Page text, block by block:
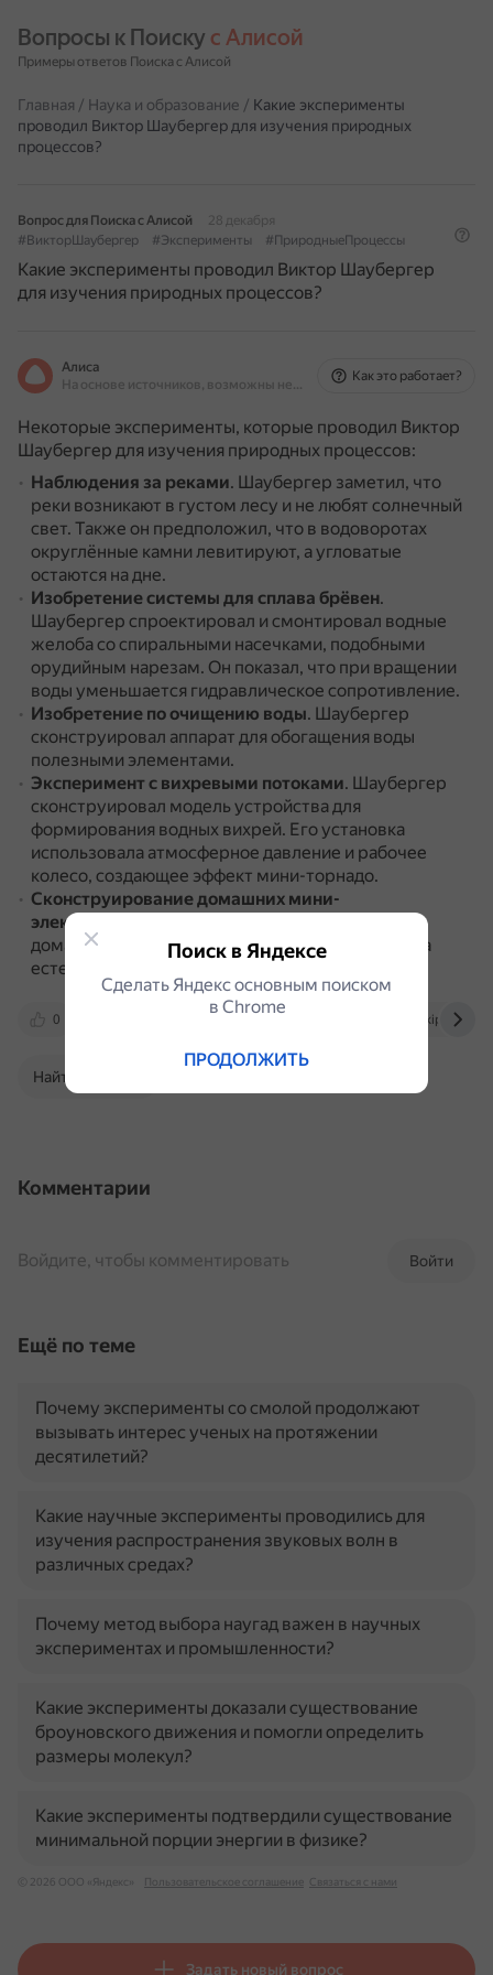
Вопросы к Поиску с Алисой
Примеры ответов Поиска с Алисой
Главная / Наука и образование / Какие эксперименты
проводил Виктор Шаубергер для изучения природных
процессов?
Вопрос для Поиска с Алисой
28 декабря
#ВикторШаубергер
#Эксперименты #ПриродныеПроцессы
Какие эксперименты проводил Виктор Шаубергер
для изучения природных процессов?
Алиса
На основе источников, возможны неточности
Как это работает?
Некоторые эксперименты, которые проводил Виктор
Шаубергер для изучения природных процессов:
Наблюдения за реками. Шаубергер заметил, что
реки возникают в густом лесу и не любят солнечный
свет. Также он предположил, что в водоворотах
округлённые камни левитируют, а угловатые
остаются на дне.
Изобретение системы для сплава брёвен.
Шаубергер спроектировал и смонтировал водные
желоба со спиральными насечками, подобными
орудийным нарезам. Он показал, что при вращении
воды уменьшается гидравлическое сопротивление.
Изобретение по очищению воды. Шаубергер
сконструировал аппарат для обогащения воды
полезными элементами.
Эксперимент с вихревыми потоками. Шаубергер
сконструировал модель устройства для
формирования водных вихрей. Его установка
использовала атмосферное давление и рабочее
колесо, создающее эффект мини-торнадо.
Сконструирование домашних мини-
электростанций
домашние мини-электростанции, основанные на
естественном завихрении воды и воздуха.
0 ru.wikipedia.org
Найти в Поиске
Комментарии
Войти
Войдите, чтобы комментировать
Ещё по теме
Почему эксперименты со смолой продолжают
вызывать интерес ученых на протяжении
десятилетий?
Какие научные эксперименты проводились для
изучения распространения звуковых волн в
различных средах?
Почему метод выбора наугад важен в научных
экспериментах и промышленности?
Какие эксперименты доказали существование
броуновского движения и помогли определить
размеры молекул?
Какие эксперименты подтвердили существование
минимальной порции энергии в физике?
© 2026 ООО «Яндекс» Пользовательское соглашение Связаться с нами
Задать новый вопрос
Поиск в Яндексе
Сделать Яндекс основным поиском
в Сhrome
ПРОДОЛЖИТЬ